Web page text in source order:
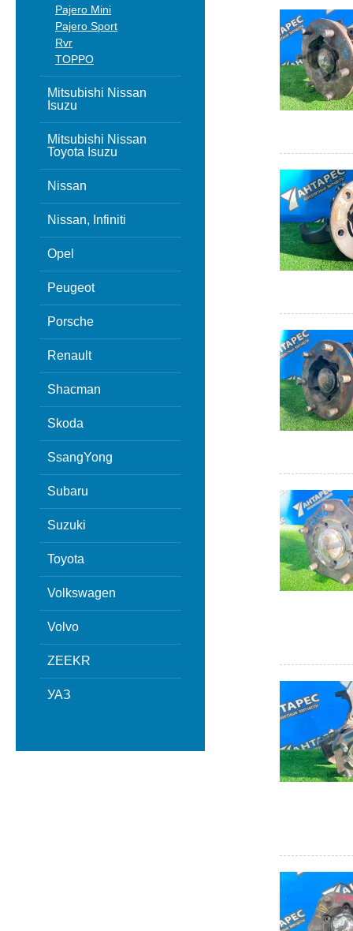
Pajero Mini
Pajero Sport
Rvr
TOPPO
Mitsubishi Nissan
Isuzu
Mitsubishi Nissan
Toyota Isuzu
Nissan
Nissan, Infiniti
Opel
Peugeot
Porsche
Renault
Shacman
Skoda
SsangYong
Subaru
Suzuki
Toyota
Volkswagen
Volvo
ZEEKR
УАЗ